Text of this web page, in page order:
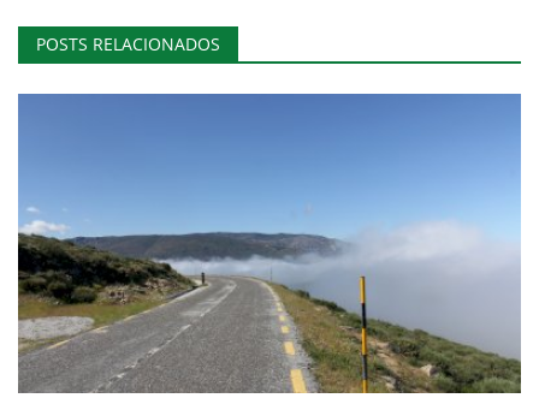
POSTS RELACIONADOS